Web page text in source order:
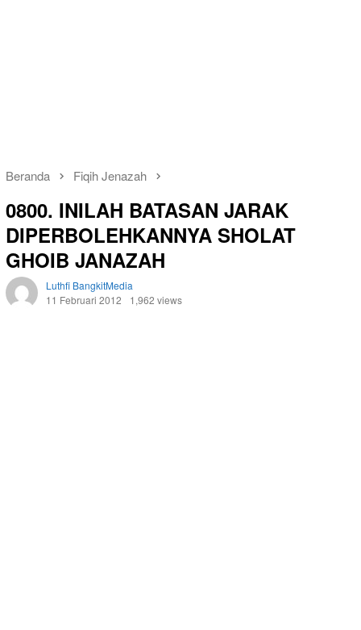
Beranda Fiqih Jenazah
0800. INILAH BATASAN JARAK
DIPERBOLEHKANNYA SHOLAT
GHOIB JANAZAH
Luthfi BangkitMedia
11 Februari 2012
1,962 views